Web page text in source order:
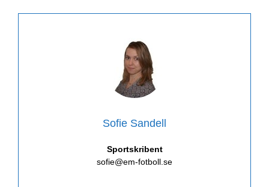
Sofie Sandell
Sportskribent
sofie@em-fotboll.se